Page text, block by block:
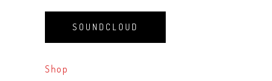
SOUNDCLOUD
Shop